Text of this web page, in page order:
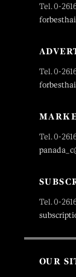
Tel. 0-
Tel. 0-
Tel. 0-
Tel. 0-
OUR